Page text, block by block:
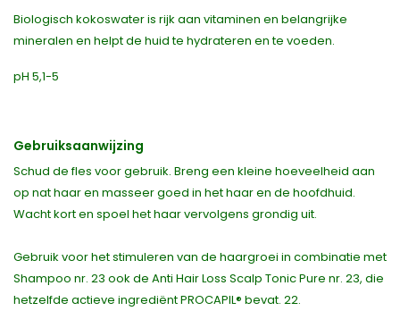
Biologisch kokoswater is rijk aan vitaminen en belangrijke
mineralen en helpt de huid te hydrateren en te voeden.
pH 5,1-5
Gebruiksaanwijzing
Schud de fles voor gebruik. Breng een kleine hoeveelheid aan
op nat haar en masseer goed in het haar en de hoofdhuid.
Wacht kort en spoel het haar vervolgens grondig uit.
Gebruik voor het stimuleren van de haargroei in combinatie met
Shampoo nr. 23 ook de Anti Hair Loss Scalp Tonic Pure nr. 23, die
hetzelfde actieve ingrediënt PROCAPIL® bevat. 22.